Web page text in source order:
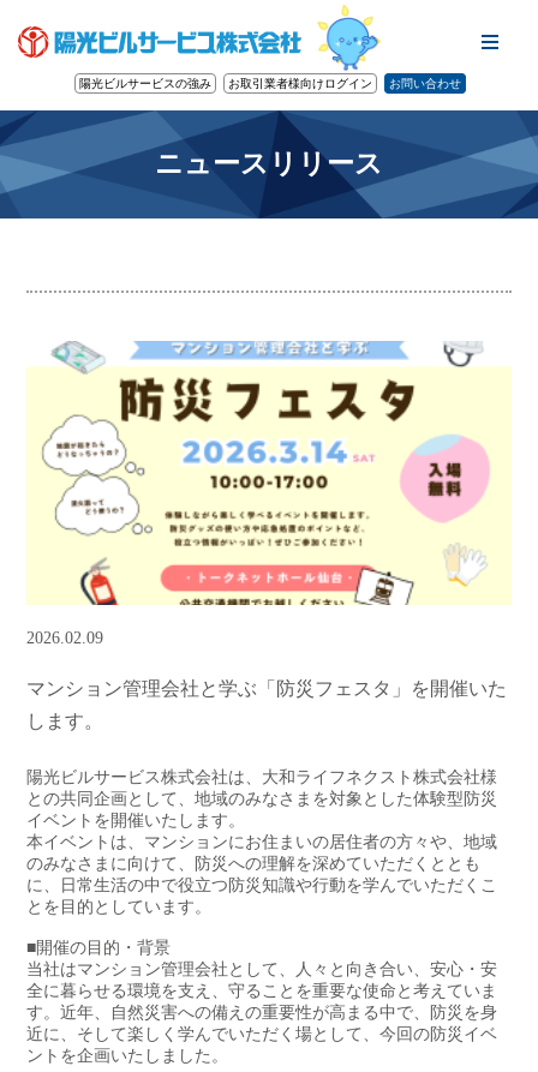
陽光ビルサービスの強み お取引業者様向けログイン お問い合わせ
ニュースリリース
2026.02.09
マンション管理会社と学ぶ「防災フェスタ」を開催いた
します。
陽光ビルサービス株式会社は、大和ライフネクスト株式会社様
との共同企画として、地域のみなさまを対象とした体験型防災
イベントを開催いたします。
本イベントは、マンションにお住まいの居住者の方々や、地域
のみなさまに向けて、防災への理解を深めていただくととも
に、日常生活の中で役立つ防災知識や行動を学んでいただくこ
とを目的としています。
■開催の目的・背景
当社はマンション管理会社として、人々と向き合い、安心・安
全に暮らせる環境を支え、守ることを重要な使命と考えていま
す。近年、自然災害への備えの重要性が高まる中で、防災を身
近に、そして楽しく学んでいただく場として、今回の防災イベ
ントを企画いたしました。